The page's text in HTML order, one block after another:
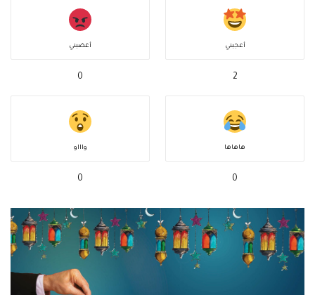
أعجبني
2
أغضبني
0
هاهاها
0
واااو
0